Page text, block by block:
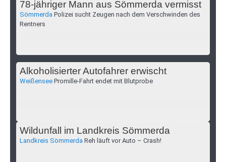
78-jähriger Mann aus Sömmerda vermisst
Sömmerda Polizei sucht Zeugen nach dem Verschwinden des
Rentners
Alkoholisierter Autofahrer erwischt
Weißensee Promille-Fahrt endet mit Blutprobe
Wildunfall im Landkreis Sömmerda
Landkreis Sömmerda Reh läuft vor Auto – Crash!